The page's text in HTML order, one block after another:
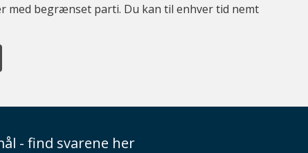
med begrænset parti. Du kan til enhver tid nemt
- find svarene her